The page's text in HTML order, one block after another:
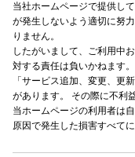
当社ホームページで提供し
が発生しないよう適切に努
りません。
したがいまして、ご利用中
対する責任は負いかねます。
「サービス追加、変更、更
があります。 その際に不利
当ホームページの利用者は
原因で発生した損害すべて